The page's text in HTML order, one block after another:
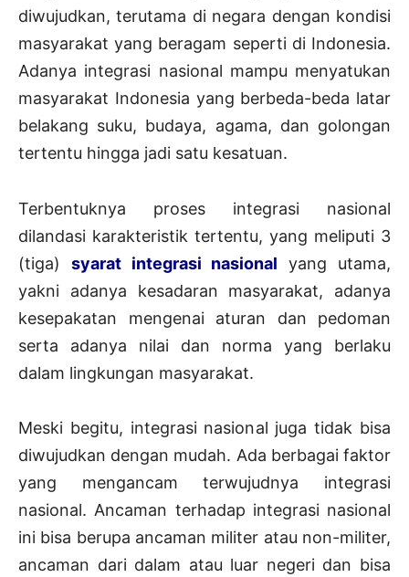
diwujudkan, terutama di negara dengan kondisi
masyarakat yang beragam seperti di Indonesia.
Adanya integrasi nasional mampu menyatukan
masyarakat Indonesia yang berbeda-beda latar
belakang suku, budaya, agama, dan golongan
tertentu hingga jadi satu kesatuan.
Terbentuknya proses integrasi nasional
dilandasi karakteristik tertentu, yang meliputi 3
(tiga) syarat integrasi nasional yang utama,
yakni adanya kesadaran masyarakat, adanya
kesepakatan mengenai aturan dan pedoman
serta adanya nilai dan norma yang berlaku
dalam lingkungan masyarakat.
Meski begitu, integrasi nasional juga tidak bisa
diwujudkan dengan mudah. Ada berbagai faktor
yang mengancam terwujudnya integrasi
nasional. Ancaman terhadap integrasi nasional
ini bisa berupa ancaman militer atau non-militer,
ancaman dari dalam atau luar negeri dan bisa